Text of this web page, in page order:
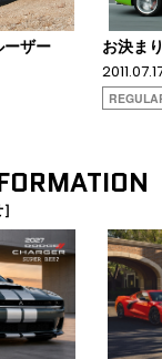
ザー お決ま